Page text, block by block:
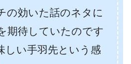
の効いた話のネタに
期待していたのです
しい手羽先という感